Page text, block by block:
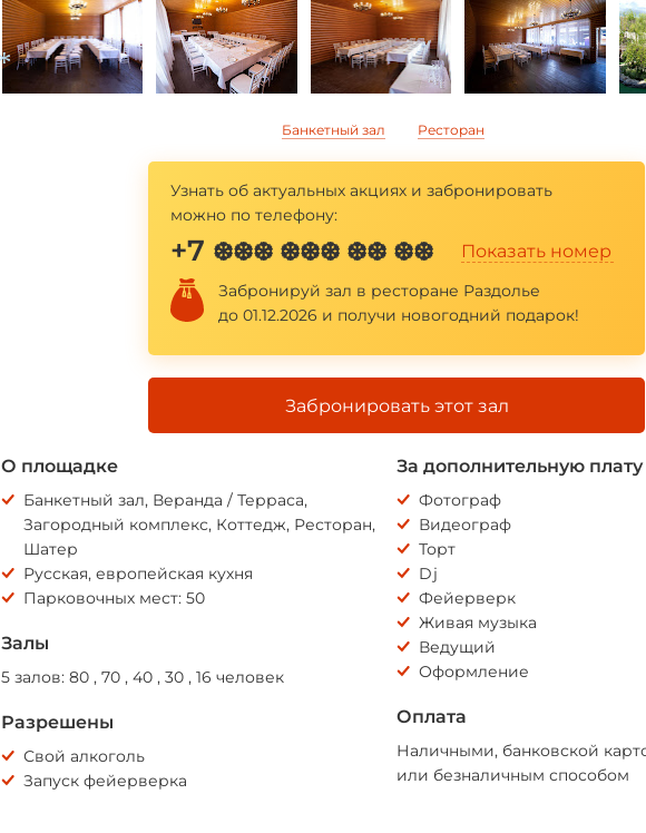
Банкетный зал Ресторан
Узнать об актуальных акциях и забронировать
можно по телефону:
+7 ❆❆❆ ❆❆❆ ❆❆ ❆❆ Показать номер
Забронируй зал в ресторане Раздолье
до 01.12.2026 и получи новогодний подарок!
Забронировать этот зал
О площадке
Банкетный зал, Веранда / Терраса,
Загородный комплекс, Коттедж, Ресторан,
Шатер
Русская, европейская кухня
Парковочных мест: 50
Залы
5 залов: 80 , 70 , 40 , 30 , 16 человек
Разрешены
Свой алкоголь
Запуск фейерверка
За дополнительную плату
Фотограф
Видеограф
Торт
Dj
Фейерверк
Живая музыка
Ведущий
Оформление
Оплата
Наличными, банковской
или безналичным способом
*
*